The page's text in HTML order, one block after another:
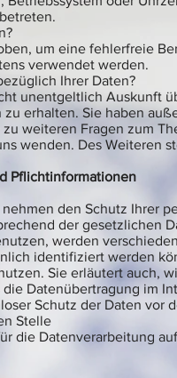
um eine fehlerfreie
verwendet werden.
Ihrer Daten?
unentgeltlich Auskunft
erhalten. Sie haben
weiteren Fragen zum
wenden. Des Weiteren
Pflichtinformationen
den Schutz Ihrer
der gesetzlichen
werden
identifiziert werden
Sie erläutert auch,
Datenübertragung im
Schutz der Daten vor
Stelle
die Datenverarbeitung